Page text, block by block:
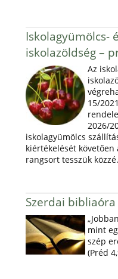
Iskolagyümölcs-
iskolazöldség –
Az
15/
2026/
iskolagyümölcs
kiértékelését
rangsort tesszük közzé.
Szerdai
mint
szép
(Préd